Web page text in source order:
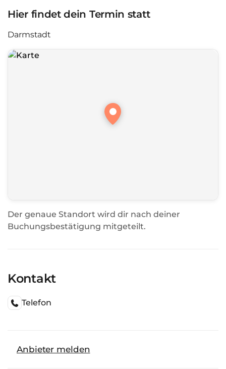
Hier findet dein Termin statt
Darmstadt
Der genaue Standort wird dir nach deiner
Buchungsbestätigung mitgeteilt.
Kontakt
Telefon
Anbieter melden